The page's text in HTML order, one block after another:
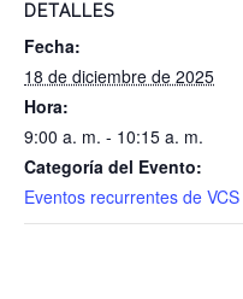
DETALLES
Fecha:
18 de diciembre de 2025
Hora:
9:00 a. m. - 10:15 a. m.
Categoría del Evento:
Eventos recurrentes de VCS